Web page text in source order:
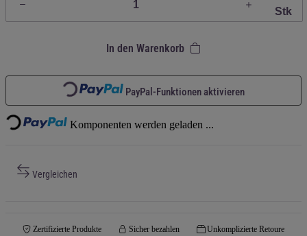
Stk
In den Warenkorb
Loading...
PayPal-Funktionen aktivieren
Loading... Komponenten werden geladen ...
Vergleichen
Zertifizierte Produkte Sicher bezahlen Unkomplizierte Retoure